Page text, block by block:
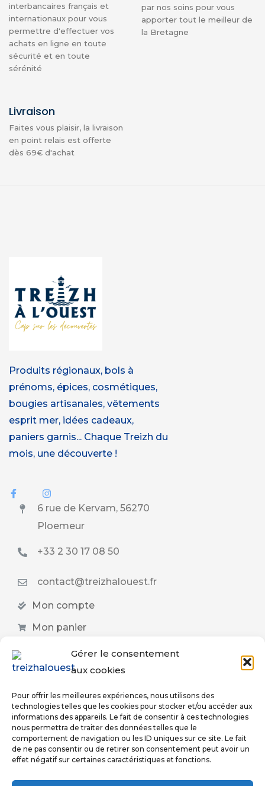
Gérer le consentement
aux cookies
Pour offrir les meilleures expériences, nous utilisons des
technologies telles que les cookies pour stocker et/ou accéder aux
informations des appareils. Le fait de consentir à ces technologies
nous permettra de traiter des données telles que le
comportement de navigation ou les ID uniques sur ce site. Le fait
de ne pas consentir ou de retirer son consentement peut avoir un
effet négatif sur certaines caractéristiques et fonctions.
interbancaires français et
internationaux pour vous
permettre d'effectuer vos
achats en ligne en toute
sécurité et en toute
sérénité
par nos soins pour vous
apporter tout le meilleur de
la Bretagne
Livraison
Faites vous plaisir, la livraison
en point relais est offerte
dès 69€ d'achat
Produits régionaux, bols à
prénoms, épices, cosmétiques,
bougies artisanales, vêtements
esprit mer, idées cadeaux,
paniers garnis... Chaque Treizh du
mois, une découverte !
6 rue de Kervam, 56270
Ploemeur
+33 2 30 17 08 50
contact@treizhalouest.fr
Mon compte
Mon panier
Liste de souhaits
Validation de commande
Qui sommes-nous
FAQs
CGV
Mentions légales